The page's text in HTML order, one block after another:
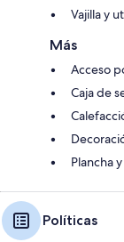
Vajilla y
Más
Acceso
Caja de
Plancha
Políticas